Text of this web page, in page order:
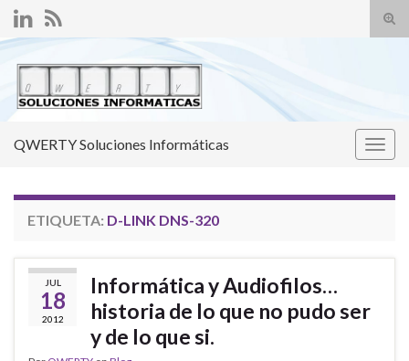
el
QWERTY Soluciones Informáticas
ETIQUETA: D-LINK DNS-320
JUL
18
2012
Informática y Audiofilos…
historia de lo que no pudo ser
y de lo que si.